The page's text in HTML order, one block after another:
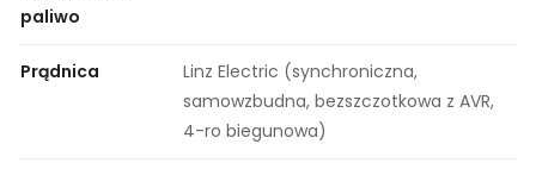
paliwo
Prądnica
Linz Electric (synchroniczna,
samowzbudna, bezszczotkowa z AVR,
4-ro biegunowa)